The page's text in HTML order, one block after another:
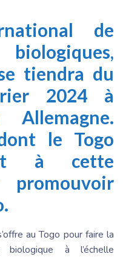
de
tiendra du
2024 à
Allemagne.
le Togo
à cette
promouvoir
au Togo pour faire la
à l’échelle